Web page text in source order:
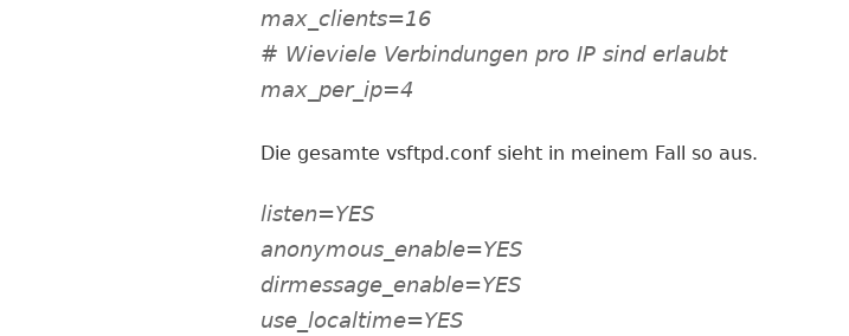
max_clients=16
# Wieviele Verbindungen pro IP sind erlaubt
max_per_ip=4
Die gesamte vsftpd.conf sieht in meinem Fall so aus.
listen=YES
anonymous_enable=YES
dirmessage_enable=YES
use_localtime=YES